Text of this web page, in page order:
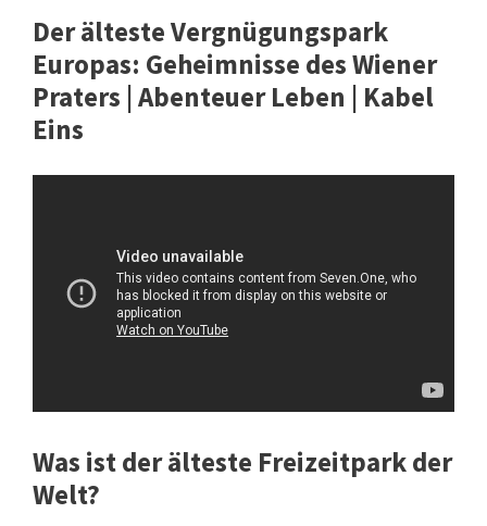
Der älteste Vergnügungspark
Europas: Geheimnisse des Wiener
Praters | Abenteuer Leben | Kabel
Eins
Was ist der älteste Freizeitpark der
Welt?